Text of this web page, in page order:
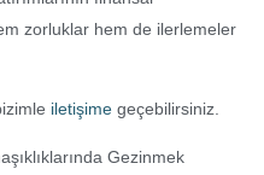
zorluklar hem de ilerlemeler
iletişime geçebilirsiniz.
Gezinmek